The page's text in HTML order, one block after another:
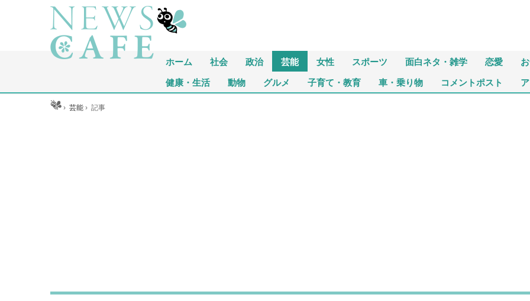
ホーム 社会 政治 芸能 女性 スポーツ 面白ネタ・雑学 恋愛
健康・生活 動物 グルメ 子育て・教育 車・乗り物 コメントポスト
ホーム ›芸能 ›記事